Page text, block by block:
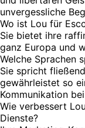
unvergessliche
Wo ist Lou für
Sie bietet ihre
ganz Europa und
Welche Sprachen
Sie spricht
gewährleistet so
Kommunikation
Wie verbessert
Dienste?